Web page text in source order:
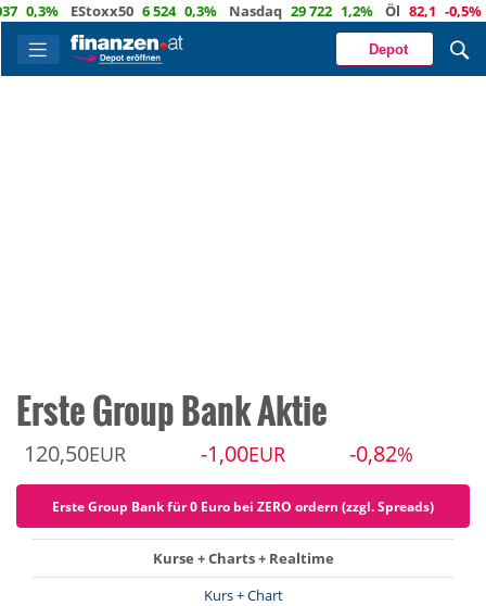
EStoxx50 6 524 0,3% Nasdaq 29 722 1,2% Öl 82,1 -0,5% Euro
Depot
Erste Group Bank Aktie
120,50EUR -1,00EUR -0,82%
Erste Group Bank für 0 Euro bei ZERO ordern (zzgl. Spreads)
Kurse + Charts + Realtime
Kurs + Chart